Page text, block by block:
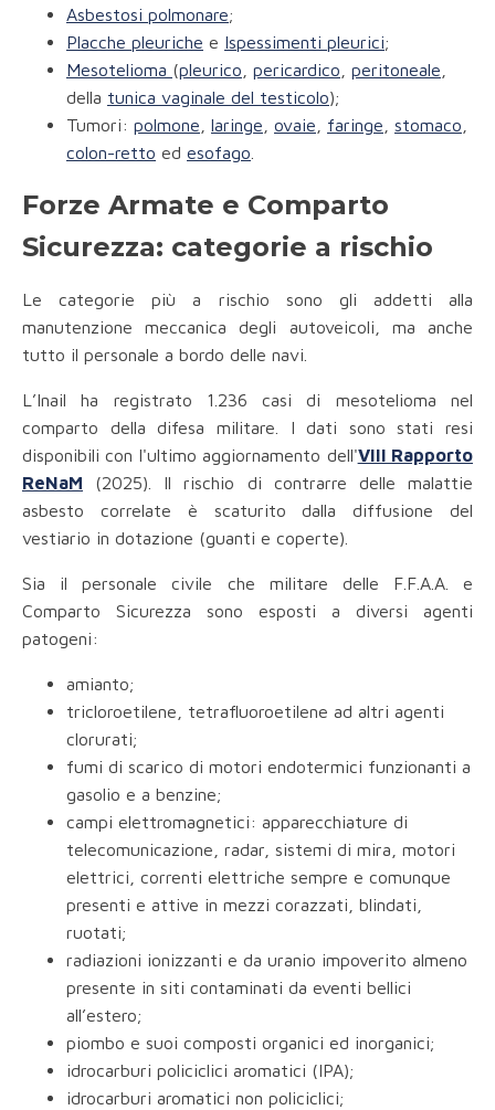
Asbestosi polmonare;
Placche pleuriche e Ispessimenti pleurici;
Mesotelioma (pleurico pericardico peritoneale
della tunica vaginale del testicolo);
Tumori: polmone laringe ovaie faringe stomaco
colon-retto ed esofago
Forze Armate e Comparto
Sicurezza: categorie a rischio
Le categorie più a rischio sono gli addetti alla
manutenzione meccanica degli autoveicoli, ma anche
tutto il personale a bordo delle navi.
L’Inail ha registrato 1.236 casi di mesotelioma nel
comparto della difesa militare. I dati sono stati resi
disponibili con l'ultimo aggiornamento dell'VIII Rapporto
ReNaM (2025). Il rischio di contrarre delle malattie
asbesto correlate è scaturito dalla diffusione del
vestiario in dotazione (guanti e coperte).
Sia il personale civile che militare delle F.F.A.A. e
Comparto Sicurezza sono esposti a diversi agenti
patogeni:
amianto;
tricloroetilene, tetrafluoroetilene ad altri agenti
clorurati;
fumi di scarico di motori endotermici funzionanti a
gasolio e a benzine;
campi elettromagnetici: apparecchiature di
telecomunicazione, radar, sistemi di mira, motori
elettrici, correnti elettriche sempre e comunque
presenti e attive in mezzi corazzati, blindati,
ruotati;
radiazioni ionizzanti e da uranio impoverito almeno
presente in siti contaminati da eventi bellici
all’estero;
piombo e suoi composti organici ed inorganici;
idrocarburi policiclici aromatici (IPA);
idrocarburi aromatici non policiclici;